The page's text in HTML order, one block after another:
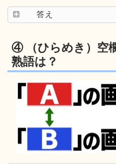
答え
④ （ひらめき）空
熟語は？